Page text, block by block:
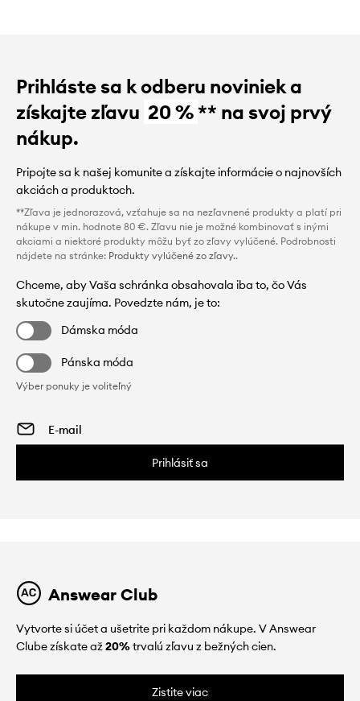
Prihláste sa k odberu noviniek a
získajte zľavu 20 %** na svoj prvý
nákup.
Pripojte sa k našej komunite a získajte informácie o najnovších
akciách a produktoch.
**Zľava je jednorazová, vzťahuje sa na nezľavnené produkty a platí pri
nákupe v min. hodnote 80 €. Zľavu nie je možné kombinovať s inými
akciami a niektoré produkty môžu byť zo zľavy vylúčené. Podrobnosti
nájdete na stránke: Produkty vylúčené zo zľavy..
Chceme, aby Vaša schránka obsahovala iba to, čo Vás
skutočne zaujíma. Povedzte nám, je to:
Dámska móda
Pánska móda
Výber ponuky je voliteľný
Prihlásiť sa
Answear Club
Vytvorte si účet a ušetrite pri každom nákupe. V Answear
Clube získate až20%trvalú zľavu z bežných cien.
Zistite viac